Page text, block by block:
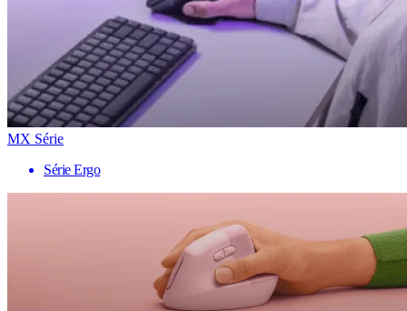
MX Série
Série Ergo